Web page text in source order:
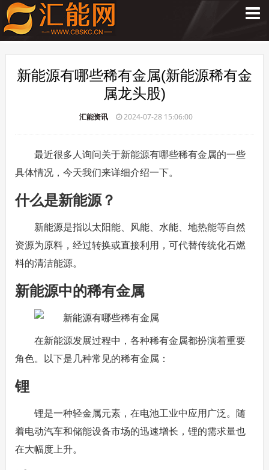
新能源有哪些稀有金属(新能源稀有金
属龙头股)
汇能资讯 2024-07-28 15:06:00
最近很多人询问关于新能源有哪些稀有金属的一些
具体情况，今天我们来详细介绍一下。
什么是新能源？
新能源是指以太阳能、风能、水能、地热能等自然
资源为原料，经过转换或直接利用，可代替传统化石燃
料的清洁能源。
新能源中的稀有金属
在新能源发展过程中，各种稀有金属都扮演着重要
角色。以下是几种常见的稀有金属：
锂
锂是一种轻金属元素，在电池工业中应用广泛。随
着电动汽车和储能设备市场的迅速增长，锂的需求量也
在大幅度上升。